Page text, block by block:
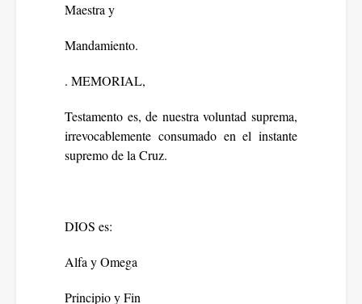
Maestra y
Mandamiento.
. MEMORIAL,
Testamento es, de nuestra voluntad suprema,
irrevocablemente consumado en el instante
supremo de la Cruz.
DIOS es:
Alfa y Omega
Principio y Fin